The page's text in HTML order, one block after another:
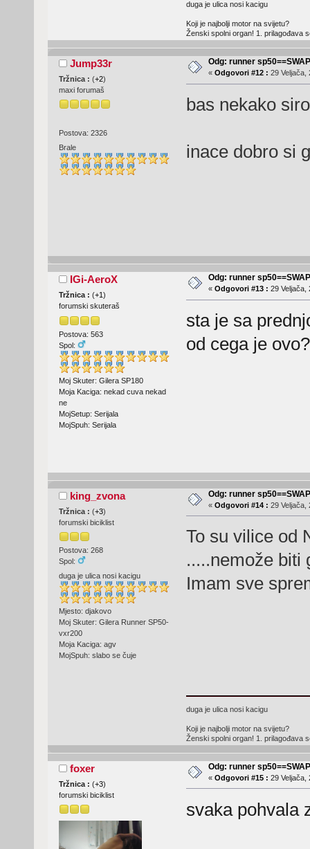
duga je ulica nosi kacigu
Koji je najbolji motor na svijetu?
Ženski spolni organ! 1. prilagođava
Jump33r
Tržnica : (+2)
maxi forumaš
Postova: 2326
Brale
Odg: runner
« Odgovori #12 : 29 Veljača,
bas nekako
inace dobro si
IGi-AeroX
Tržnica : (+1 )
forumski skuteraš
Postova: 563
Spol:
Moj Skuter: Gilera SP180
Moja Kaciga: nekad cuva nekad
ne
MojSetup: Serijala
MojSpuh: Serijala
Odg: runner
« Odgovori #13 : 29 Veljača,
sta je sa
od cega je ovo?
king_zvona
Tržnica : (+3)
forumski biciklist
Postova: 268
Spol:
duga je ulica nosi kacigu
Mjesto: djakovo
Moj Skuter: Gilera Runner SP50-
vxr200
Moja Kaciga: agv
MojSpuh: slabo se čuje
Odg: runner
« Odgovori #14 : 29 Veljača,
To su vilice od
.....nemože biti
Imam sve
duga je ulica nosi kacigu
Koji je najbolji motor na svijetu?
Ženski spolni organ! 1. prilagođava
foxer
Tržnica : (+3)
forumski biciklist
Odg: runner
« Odgovori #15 : 29 Veljača,
svaka pohvala